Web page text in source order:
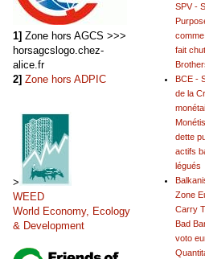
SPV -
fait
BCE -
de la
dette
actifs
légués
Zone
Carry
Bad
voto
1] Zone hors AGCS >>>
horsagcslogo.chez-
alice.fr
2] Zone hors ADPIC
>
WEED
World Economy, Ecology
& Development